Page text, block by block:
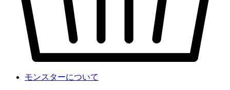
モンスターについて